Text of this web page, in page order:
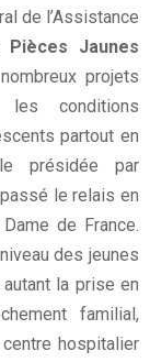
de l’Assistance
Pièces Jaunes
projets
les conditions
partout en
présidée par
le relais en
de France.
des jeunes
la prise en
familial,
centre hospitalier